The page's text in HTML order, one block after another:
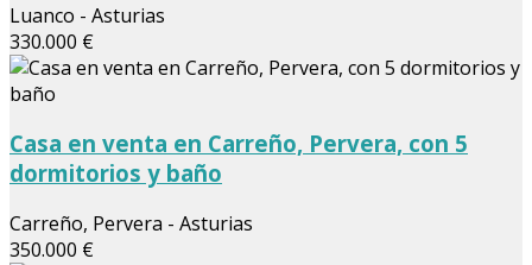
Luanco - Asturias
330.000 €
Casa en venta en Carreño, Pervera, con 5
dormitorios y baño
Carreño, Pervera - Asturias
350.000 €